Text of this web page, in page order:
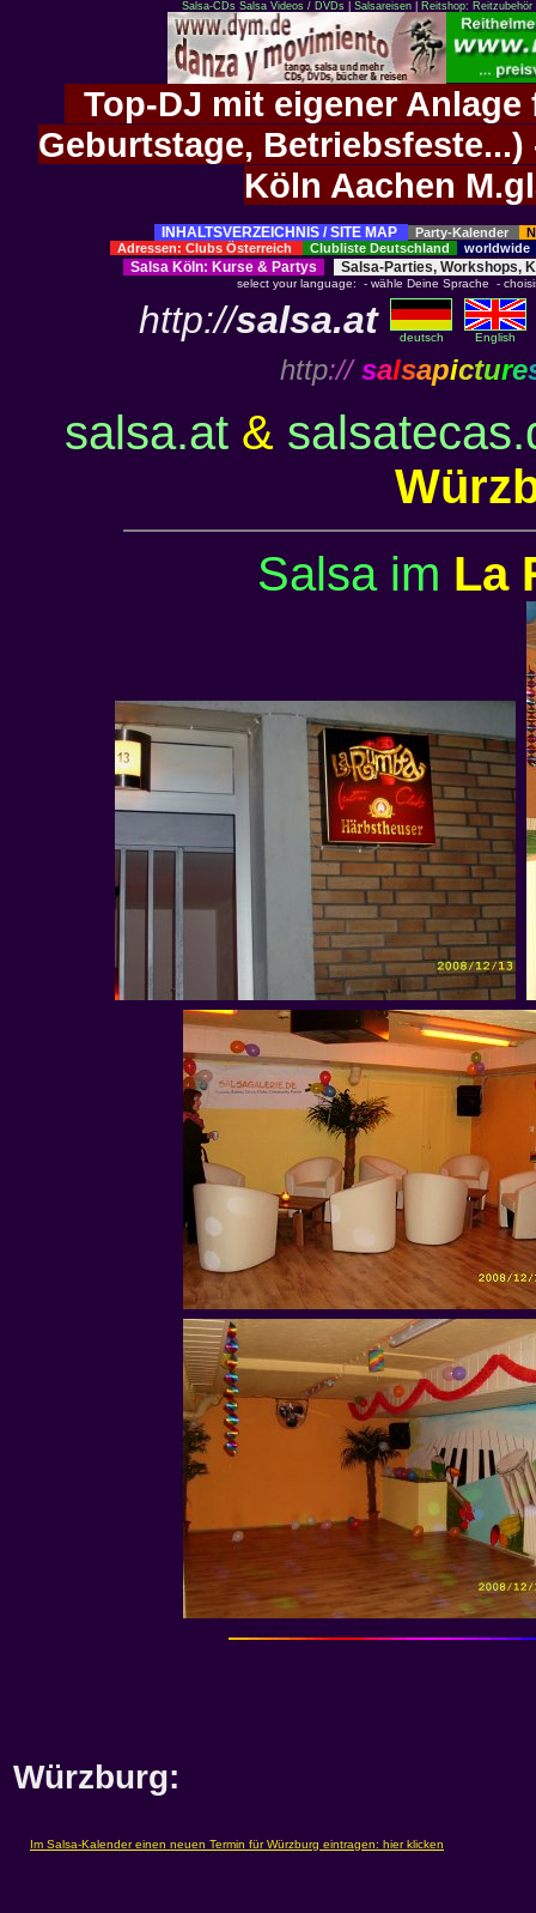
Salsa-CDs Salsa Videos / DVDs| Salsareisen| Reitshop:
Top-DJ mit eigener
Geburtstage,
Köln Aachen
INHALTSVERZEICHNIS / SITE MAP Party-Kalender
Adressen: Clubs Österreich
Clubliste Deutschland worldwide
Salsa Köln: Kurse& Partys Salsa-Parties, Workshops,
select your language: - wähle Deine Sprache -
http://salsa.at deutsch English
http:// salsapicture
salsa.at&
Salsa im La
Würzburg: